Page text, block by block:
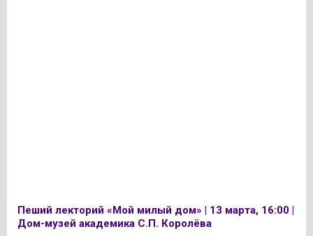
Пеший лекторий «Мой милый дом» | 13 марта, 16:00 |
Дом-музей академика С.П. Королёва